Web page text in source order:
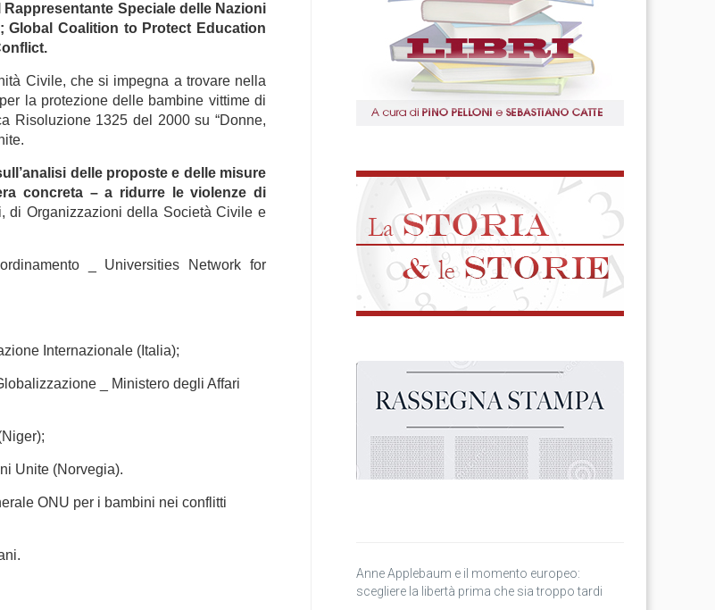
Speciale delle Nazioni
Global Coalition to Protect Education
Civile, che si impegna a trovare nella
la protezione delle bambine vittime di
Risoluzione 1325 del 2000 su “Donne,
delle proposte e delle misure
concreta – a ridurre le violenze di
di Organizzazioni della Società Civile e
_ Universities Network for
Internazionale (Italia);
_ Ministero degli Affari
Unite (Norvegia).
ONU per i bambini nei conflitti
Anne Applebaum e il momento europeo:
scegliere la libertà prima che sia troppo tardi